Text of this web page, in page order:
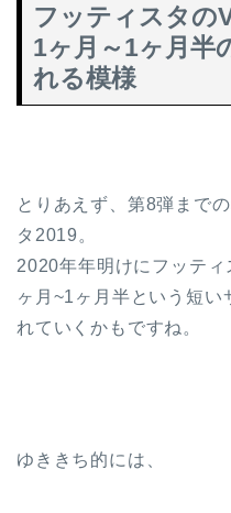
フッティスタの
1ヶ月～1ヶ月半
れる模様
とりあえず、第8弾まで
タ2019。
2020年年明けにフッテ
ヶ月~1ヶ月半という短い
れていくかもですね。
ゆききち的には、